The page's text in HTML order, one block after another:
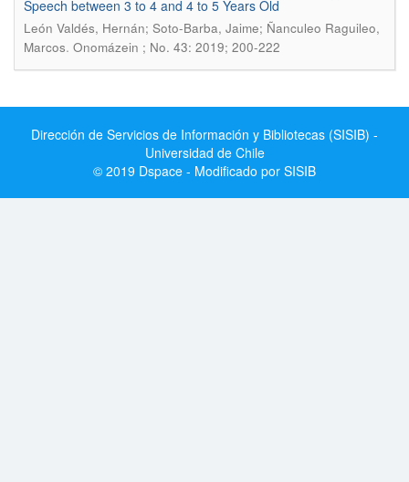
Speech between 3 to 4 and 4 to 5 Years Old
León Valdés, Hernán; Soto-Barba, Jaime; Ñanculeo Raguileo,
Marcos. Onomázein ; No. 43: 2019; 200-222
Dirección de Servicios de Información y Bibliotecas (SISIB) -
Universidad de Chile
© 2019 Dspace - Modificado por SISIB